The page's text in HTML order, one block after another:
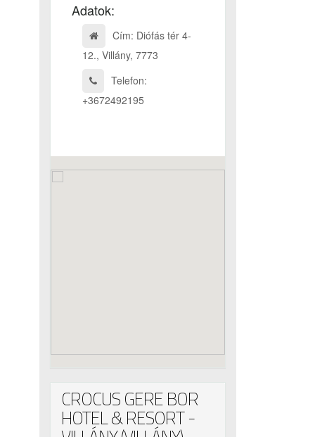
Adatok:
Cím: Diófás tér 4-
12., Villány, 7773
Telefon:
+3672492195
CROCUS GERE BOR
HOTEL & RESORT -